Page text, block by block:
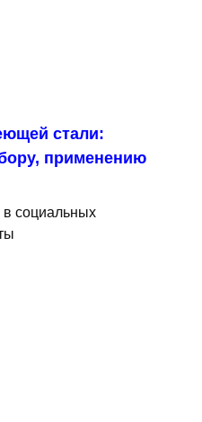
стали:
применению
в социальных